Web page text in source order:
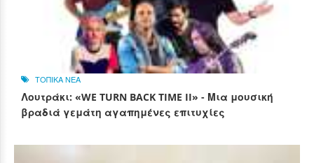
ΤΟΠΙΚΑ ΝΕΑ
Λουτράκι: «WE TURN BACK TIME II» - Μια μουσική
βραδιά γεμάτη αγαπημένες επιτυχίες